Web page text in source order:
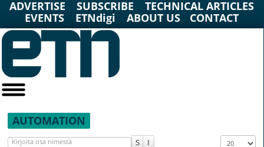
ADVERTISE SUBSCRIBE
TECHNICAL ARTICLES
EVENTS
ETNdigi ABOUT US CONTACT
AUTOMATION
Kirjoita osa nimestä Näyttö #